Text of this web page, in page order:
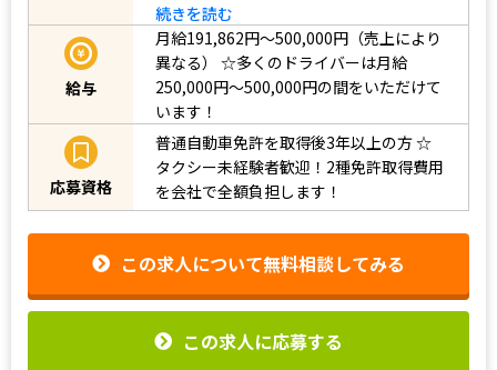
続きを読む
給与
月給191,862円～500,000円（売上により
異なる）
☆多くのドライバーは月給
250,000円～500,000円の間をいただけて
います！
応募資格
普通自動車免許を取得後3年以上の方☆
タクシー未経験者歓迎！2種免許取得費用
を会社で全額負担します！
この求人について無料相談してみる
この求人に応募する